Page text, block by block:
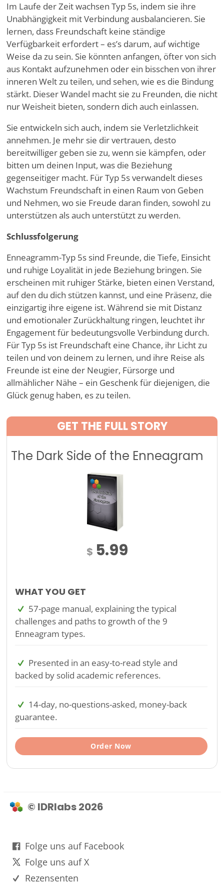
Im Laufe der Zeit wachsen Typ 5s, indem sie ihre
Unabhängigkeit mit Verbindung ausbalancieren. Sie
lernen, dass Freundschaft keine ständige
Verfügbarkeit erfordert – es’s darum, auf wichtige
Weise da zu sein. Sie könnten anfangen, öfter von sich
aus Kontakt aufzunehmen oder ein bisschen von ihrer
inneren Welt zu teilen, und sehen, wie es die Bindung
stärkt. Dieser Wandel macht sie zu Freunden, die nicht
nur Weisheit bieten, sondern dich auch einlassen.
Sie entwickeln sich auch, indem sie Verletzlichkeit
annehmen. Je mehr sie dir vertrauen, desto
bereitwilliger geben sie zu, wenn sie kämpfen, oder
bitten um deinen Input, was die Beziehung
gegenseitiger macht. Für Typ 5s verwandelt dieses
Wachstum Freundschaft in einen Raum von Geben
und Nehmen, wo sie Freude daran finden, sowohl zu
unterstützen als auch unterstützt zu werden.
Schlussfolgerung
Enneagramm-Typ 5s sind Freunde, die Tiefe, Einsicht
und ruhige Loyalität in jede Beziehung bringen. Sie
erscheinen mit ruhiger Stärke, bieten einen Verstand,
auf den du dich stützen kannst, und eine Präsenz, die
einzigartig ihre eigene ist. Während sie mit Distanz
und emotionaler Zurückhaltung ringen, leuchtet ihr
Engagement für bedeutungsvolle Verbindung durch.
Für Typ 5s ist Freundschaft eine Chance, ihr Licht zu
teilen und von deinem zu lernen, und ihre Reise als
Freunde ist eine der Neugier, Fürsorge und
allmählicher Nähe – ein Geschenk für diejenigen, die
Glück genug haben, es zu teilen.
GET THE FULL STORY
The Dark Side of the Enneagram
$ 5.99
WHAT YOU GET
57-page manual, explaining the typical
challenges and paths to growth of the 9
Enneagram types.
Presented in an easy-to-read style and
backed by solid academic references.
14-day, no-questions-asked, money-back
guarantee.
Order Now
© IDRlabs 2026
Folge uns auf Facebook
Folge uns auf X
Rezensenten